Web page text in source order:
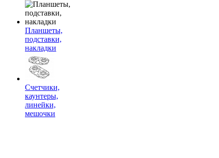
Планшеты,
подставки,
накладки
Счетчики,
каунтеры,
линейки,
мешочки